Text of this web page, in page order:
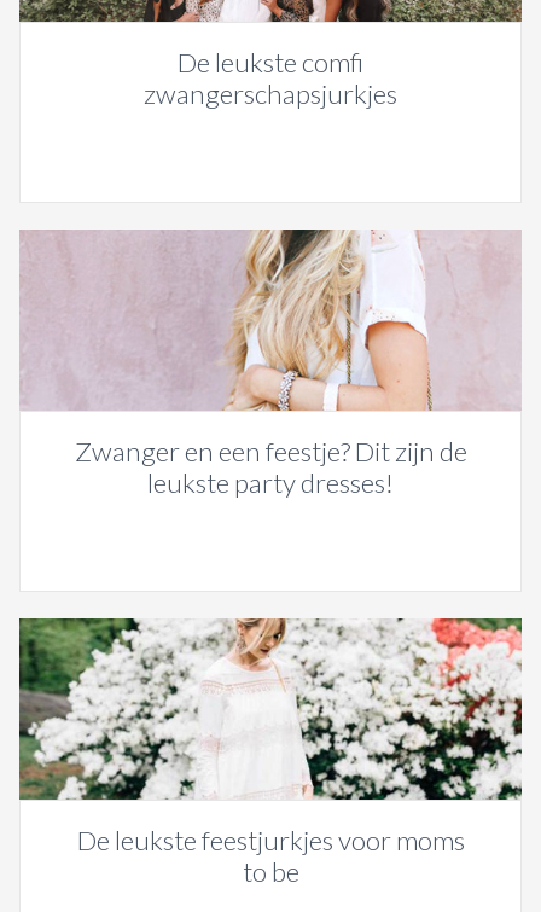
De leukste comfi
zwangerschapsjurkjes
Zwanger en een feestje? Dit zijn de
leukste party dresses!
De leukste feestjurkjes voor moms
to be